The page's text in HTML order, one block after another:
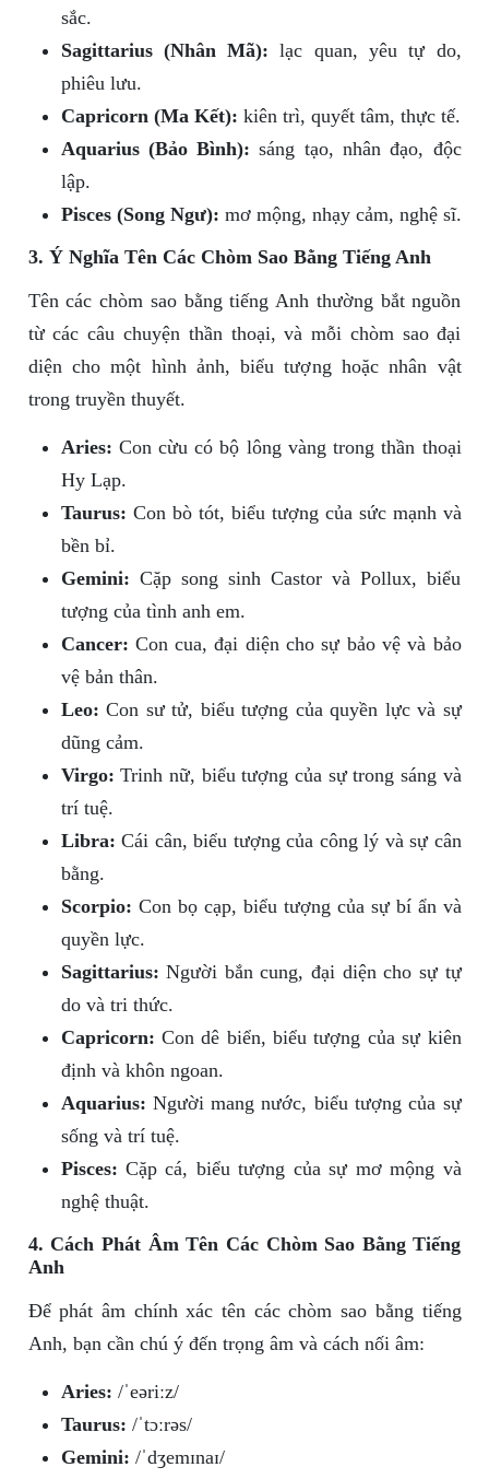
sắc.
Sagittarius (Nhân Mã): lạc quan, yêu tự do,
phiêu lưu.
Capricorn (Ma Kết): kiên trì, quyết tâm, thực tế.
Aquarius (Bảo Bình): sáng tạo, nhân đạo, độc
lập.
Pisces (Song Ngư): mơ mộng, nhạy cảm, nghệ sĩ.
3. Ý Nghĩa Tên Các Chòm Sao Bằng Tiếng Anh
Tên các chòm sao bằng tiếng Anh thường bắt nguồn
từ các câu chuyện thần thoại, và mỗi chòm sao đại
diện cho một hình ảnh, biểu tượng hoặc nhân vật
trong truyền thuyết.
Aries: Con cừu có bộ lông vàng trong thần thoại
Hy Lạp.
Taurus: Con bò tót, biểu tượng của sức mạnh và
bền bỉ.
Gemini: Cặp song sinh Castor và Pollux, biểu
tượng của tình anh em.
Cancer: Con cua, đại diện cho sự bảo vệ và bảo
vệ bản thân.
Leo: Con sư tử, biểu tượng của quyền lực và sự
dũng cảm.
Virgo: Trinh nữ, biểu tượng của sự trong sáng và
trí tuệ.
Libra: Cái cân, biểu tượng của công lý và sự cân
bằng.
Scorpio: Con bọ cạp, biểu tượng của sự bí ẩn và
quyền lực.
Sagittarius: Người bắn cung, đại diện cho sự tự
do và tri thức.
Capricorn: Con dê biển, biểu tượng của sự kiên
định và khôn ngoan.
Aquarius: Người mang nước, biểu tượng của sự
sống và trí tuệ.
Pisces: Cặp cá, biểu tượng của sự mơ mộng và
nghệ thuật.
4. Cách Phát Âm Tên Các Chòm Sao Bằng Tiếng
Anh
Để phát âm chính xác tên các chòm sao bằng tiếng
Anh, bạn cần chú ý đến trọng âm và cách nối âm:
Aries: /ˈeəriːz/
Taurus: /ˈtɔːrəs/
Gemini: /ˈdʒemɪnaɪ/